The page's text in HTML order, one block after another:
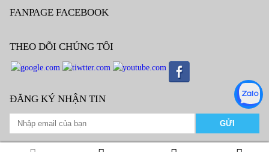
FANPAGE FACEBOOK
THEO DÕI CHÚNG TÔI
ĐĂNG KÝ NHẬN TIN